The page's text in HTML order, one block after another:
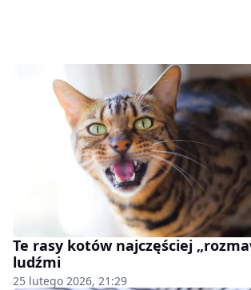
Te rasy kotów najczęściej
ludźmi
25 lutego 2026, 21:29